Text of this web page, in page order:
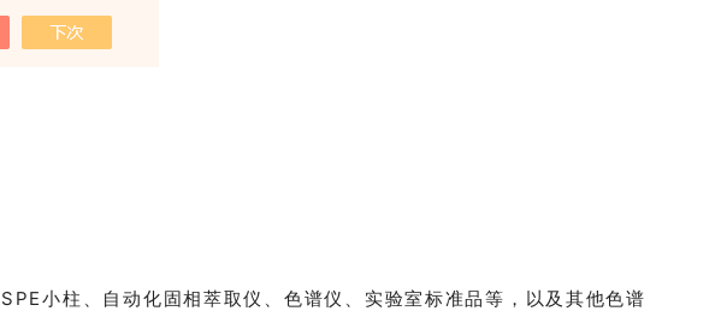
✦
小柱、自动化固相萃取仪、色谱仪、实验室标准品等，以及其他色谱